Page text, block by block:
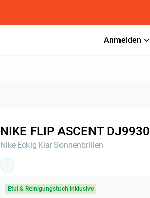
Anmelden
NIKE FLIP ASCENT DJ9930
Nike Eckig Klar Sonnenbrillen
Etui & Reinigungstuch inklusive